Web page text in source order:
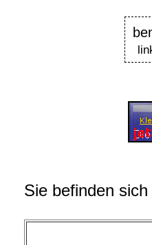
Sie befinden